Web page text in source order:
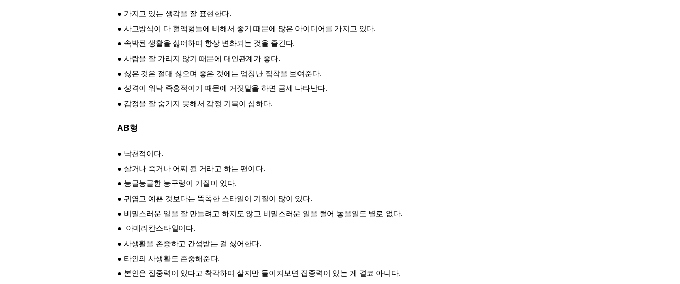
● 가지고 있는 생각을 잘 표현한다.
● 사고방식이 다 혈액형들에 비해서 좋기 때문에 많은 아이디어를 가지고 있다.
● 속박된 생활을 싫어하며 항상 변화되는 것을 즐긴다.
● 사람을 잘 가리지 않기 때문에 대인관계가 좋다.
● 싫은 것은 절대 싫으며 좋은 것에는 엄청난 집착을 보여준다.
● 성격이 워낙 즉흥적이기 때문에 거짓말을 하면 금세 나타난다.
● 감정을 잘 숨기지 못해서 감정 기복이 심하다.
AB형
● 낙천적이다.
● 살거나 죽거나 어찌 될 거라고 하는 편이다.
● 능글능글한 능구렁이 기질이 있다.
● 귀엽고 예쁜 것보다는 똑똑한 스타일이 기질이 많이 있다.
● 비밀스러운 일을 잘 만들려고 하지도 않고 비밀스러운 일을 털어 놓을일도 별로 없다.
●  아메리칸스타일이다.
● 사생활을 존중하고 간섭받는 걸 싫어한다.
● 타인의 사생활도 존중해준다.
● 본인은 집중력이 있다고 착각하며 살지만 돌이켜보면 집중력이 있는 게 결코 아니다.